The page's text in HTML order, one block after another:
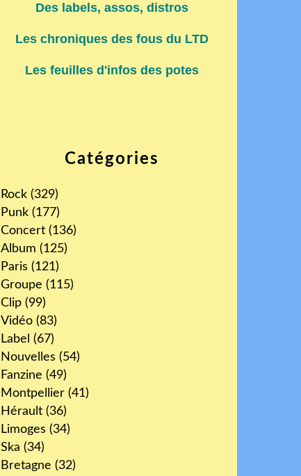
Catégories
Rock (329)
Punk (177)
Concert (136)
Album (125)
Paris (121)
Groupe (115)
Clip (99)
Vidéo (83)
Label (67)
Nouvelles (54)
Fanzine (49)
Montpellier (41)
Hérault (36)
Limoges (34)
Ska (34)
Bretagne (32)
Des labels, assos, distros
Les chroniques des fous du LTD
Les feuilles d'infos des potes